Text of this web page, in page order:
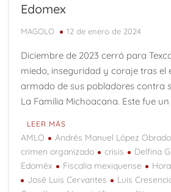
Edomex
MAGOLO 12 de enero de 2024
Diciembre de 2023 cerró para
miedo, inseguridad y coraje tras el
armado de sus pobladores contra
La Familia Michoacana. Este fue
LEER MÁS
AMLO Andrés Manuel López
crimen organizado
crisis
Delfina
Edoméx
Fiscalía mexiquense
José Luis Cervantes
Luis